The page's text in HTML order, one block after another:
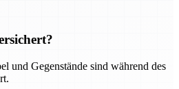
und Gegenstände sind während des